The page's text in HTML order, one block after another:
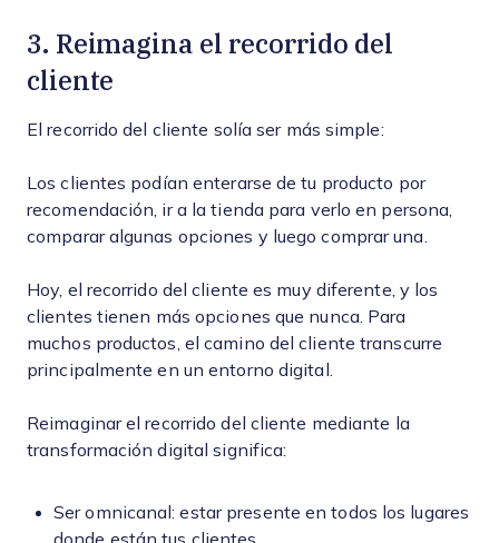
3. Reimagina el recorrido del
cliente
El recorrido del cliente solía ser más simple:
Los clientes podían enterarse de tu producto por
recomendación, ir a la tienda para verlo en persona,
comparar algunas opciones y luego comprar una.
Hoy, el recorrido del cliente es muy diferente, y los
clientes tienen más opciones que nunca. Para
muchos productos, el camino del cliente transcurre
principalmente en un entorno digital.
Reimaginar el recorrido del cliente mediante la
transformación digital significa:
Ser omnicanal: estar presente en todos los lugares
donde están tus clientes.